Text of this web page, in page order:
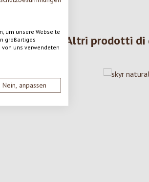
um unsere Webseite
großartiges
uns verwendeten
Nein, anpassen
Altri prodotti di